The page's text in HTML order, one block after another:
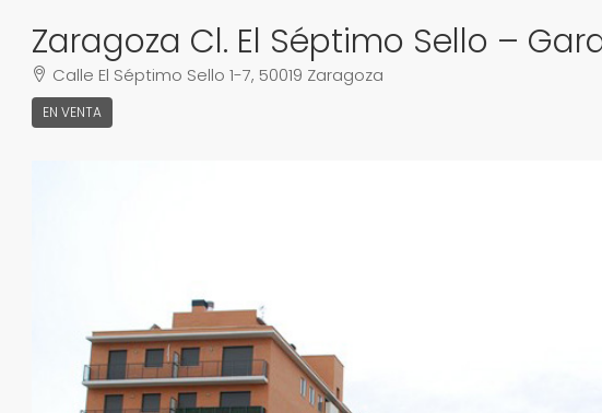
Zaragoza Cl. El Séptimo Sello –
Calle El Séptimo Sello 1-7, 50019 Zaragoza
EN VENTA